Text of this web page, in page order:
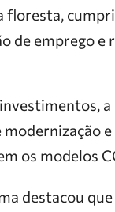
floresta,
de emprego e
os modelos
destacou